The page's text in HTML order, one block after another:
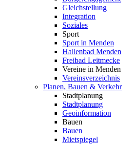
Gleichstellung
Integration
Soziales
Sport
Sport in Menden
Hallenbad Menden
Freibad Leitmecke
Vereine in Menden
Vereinsverzeichnis
Planen, Bauen & Verkehr
Stadtplanung
Stadtplanung
Geoinformation
Bauen
Bauen
Mietspiegel